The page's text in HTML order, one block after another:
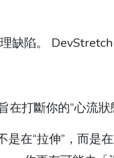
缺陷。 DevStretch
打斷你的“心流狀
在“拉伸”，而是